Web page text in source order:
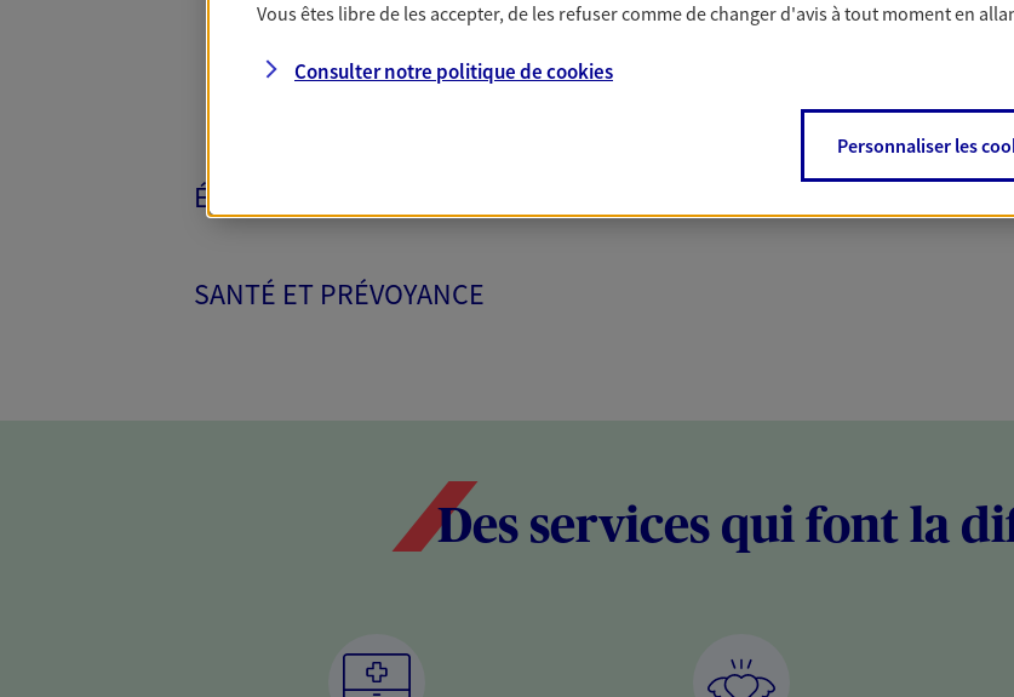
ÉPARGNE ET RETRAITE
SANTÉ ET PRÉVOYANCE
Des services qui font la
Vous êtes libre de les accepter, de les refuser comme de changer d'avis à tout moment en
Consulter notre politique decookies
Personnaliser les